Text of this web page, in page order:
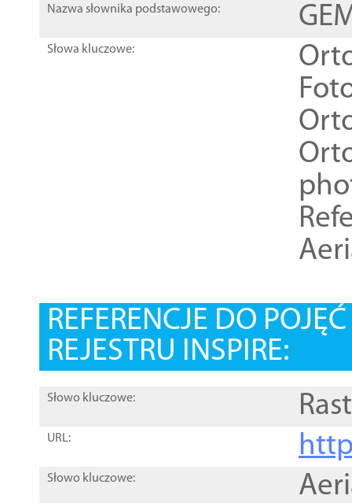
Nazwa słownika podstawowego:
Słowa kluczowe:
REFERENCJE DO
REJESTRU INSPIRE:
Słowo kluczowe:
URL:
Słowo kluczowe: